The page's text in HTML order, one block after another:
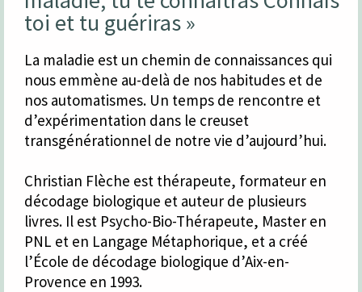
toi et tu guériras »
La maladie est un chemin de connaissances qui
nous emmène au-delà de nos habitudes et de
nos automatismes. Un temps de rencontre et
d’expérimentation dans le creuset
transgénérationnel de notre vie d’aujourd’hui.
Christian Flèche est thérapeute, formateur en
décodage biologique et auteur de plusieurs
livres. Il est Psycho-Bio-Thérapeute, Master en
PNL et en Langage Métaphorique, et a créé
l’École de décodage biologique d’Aix-en-
Provence en 1993.